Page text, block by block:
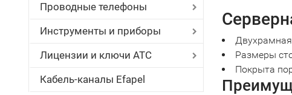
Проводные телефоны
Инструменты и приборы
Лицензии и ключи АТС
Кабель-каналы Efapel
Размеры
Покрыта